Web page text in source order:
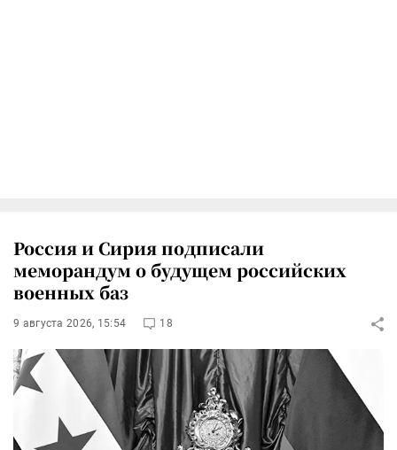
Россия и Сирия подписали
меморандум о будущем российских
военных баз
9 августа 2026, 15:54 18